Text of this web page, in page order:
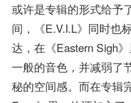
或许是专辑的形式给予
间，《E.V.I.L》同时也
达，在《Eastern Sigh
一般的音色，并减弱了
秘的空间感。而在专辑